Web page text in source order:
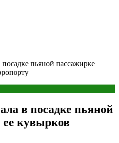
посадке пьяной пассажирке
в посадке пьяной
ее кувырков